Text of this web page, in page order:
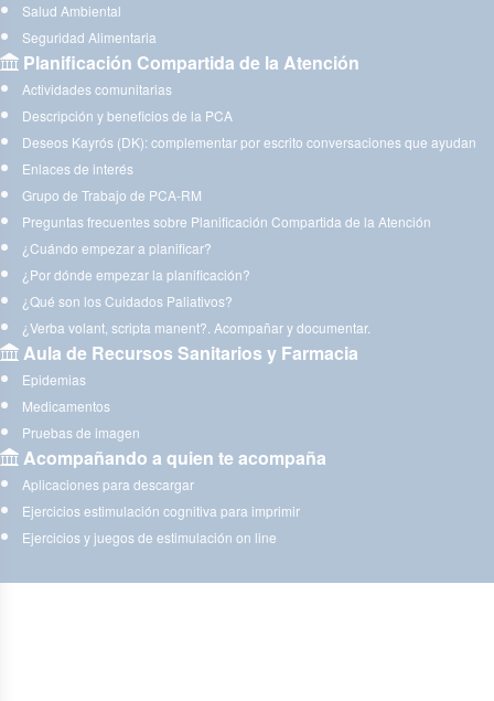
Salud Ambiental
Seguridad Alimentaria
Planificación Compartida de la Atención
Actividades comunitarias
Descripción y beneficios de la PCA
Deseos Kayrós (DK): complementar por escrito conversaciones que ayudan
Enlaces de interés
Grupo de Trabajo de PCA-RM
Preguntas frecuentes sobre Planificación Compartida de la Atención
¿Cuándo empezar a planificar?
¿Por dónde empezar la planificación?
¿Qué son los Cuidados Paliativos?
¿Verba volant, scripta manent?. Acompañar y documentar.
Aula de Recursos Sanitarios y Farmacia
Epidemias
Medicamentos
Pruebas de imagen
Acompañando a quien te acompaña
Aplicaciones para descargar
Ejercicios estimulación cognitiva para imprimir
Ejercicios y juegos de estimulación on line